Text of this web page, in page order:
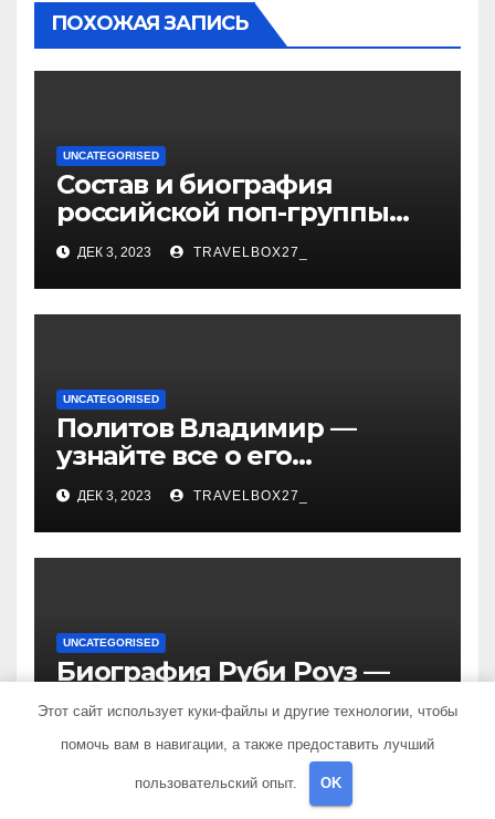
ПОХОЖАЯ ЗАПИСЬ
UNCATEGORISED
Состав и биография
российской поп-группы
«Иванушки интернешнл»
— история успеха, музыка
и судьбы участников
ДЕК 3, 2023 TRAVELBOX27_
UNCATEGORISED
Политов Владимир —
узнайте все о его
биографии, возрасте и
впечатляющих
достижениях!
ДЕК 3, 2023 TRAVELBOX27_
UNCATEGORISED
Биография Руби Роуз —
успешная музыкальная
карьера, личная жизнь и
знаковые достижения
ДЕК 3, 2023 TRAVELBOX27_
Этот сайт использует куки-файлы и другие технологии, чтобы
помочь вам в навигации, а также предоставить лучший
пользовательский опыт. OK